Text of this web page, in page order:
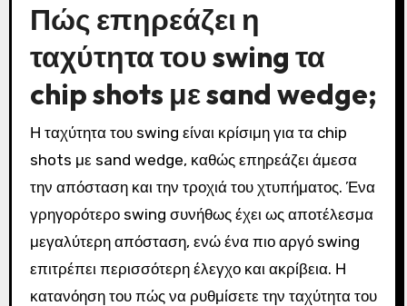
Πώς επηρεάζει η
ταχύτητα του swing τα
chip shots με sand wedge;
Η ταχύτητα του swing είναι κρίσιμη για τα chip
shots με sand wedge, καθώς επηρεάζει άμεσα
την απόσταση και την τροχιά του χτυπήματος. Ένα
γρηγορότερο swing συνήθως έχει ως αποτέλεσμα
μεγαλύτερη απόσταση, ενώ ένα πιο αργό swing
επιτρέπει περισσότερη έλεγχο και ακρίβεια. Η
κατανόηση του πώς να ρυθμίσετε την ταχύτητα του